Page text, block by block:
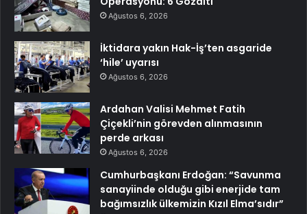
Ağustos 6, 2026
İktidara yakın Hak-İş’ten asgaride
‘hile’ uyarısı
Ağustos 6, 2026
Ardahan Valisi Mehmet Fatih
Çiçekli’nin görevden alınmasının
perde arkası
Ağustos 6, 2026
Cumhurbaşkanı Erdoğan: “Savunma
sanayiinde olduğu gibi enerjide tam
bağımsızlık ülkemizin Kızıl Elma’sıdır”